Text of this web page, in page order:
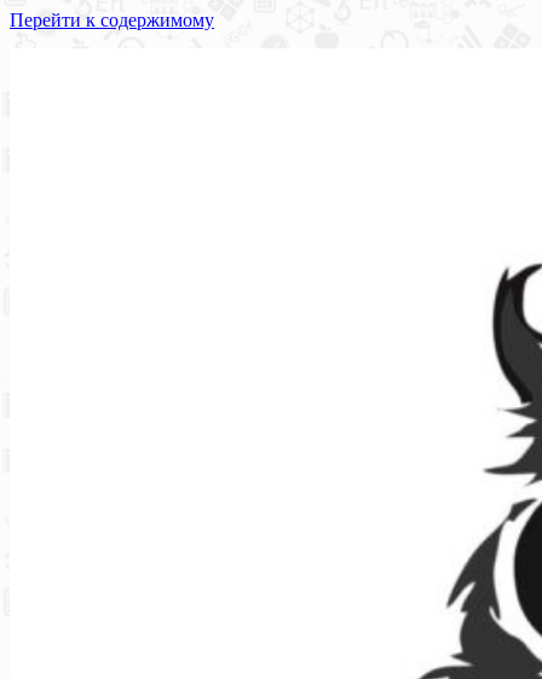
Перейти к содержимому